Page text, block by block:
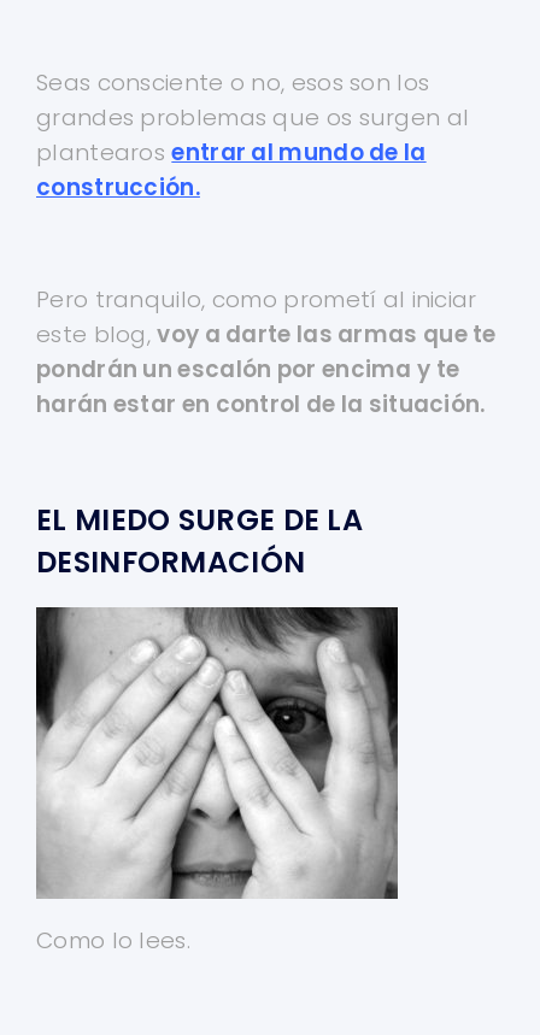
Seas consciente o no, esos son los
grandes problemas que os surgen al
plantearosentrar al mundo de la
construcción.
Pero tranquilo, como prometí al iniciar
este blog,voy a darte las armas que te
pondrán un escalón por encima y te
harán estar en control de la situación.
EL MIEDO SURGE DE LA
DESINFORMACIÓN
Como lo lees.